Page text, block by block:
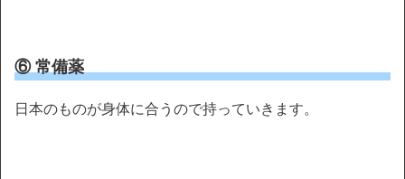
⑥ 常備薬
日本のものが身体に合うので持っていきます。